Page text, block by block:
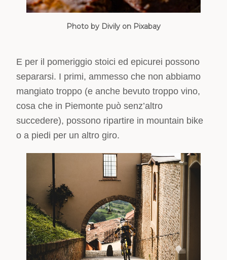
Photo by Divily on Pixabay
E per il pomeriggio stoici ed epicurei possono
separarsi. I primi, ammesso che non abbiamo
mangiato troppo (e anche bevuto troppo vino,
cosa che in Piemonte può senz’altro
succedere), possono ripartire in mountain bike
o a piedi per un altro giro.